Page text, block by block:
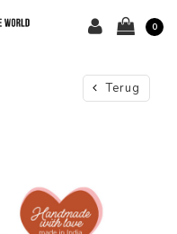
0
Terug